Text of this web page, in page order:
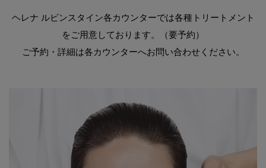
ヘレナ ルビンスタイン各カウンターでは各種トリートメント
をご用意しております。（要予約）
ご予約・詳細は各カウンターへお問い合わせください。